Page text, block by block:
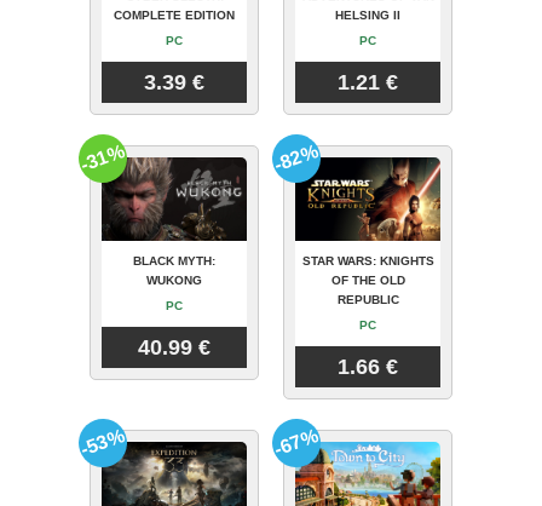
COMPLETE EDITION
PC
3.39 €
HELSING II
PC
1.21 €
BLACK MYTH:
WUKONG
PC
40.99 €
-31%
STAR WARS: KNIGHTS
OF THE OLD
REPUBLIC
PC
1.66 €
-82%
-53% -67%